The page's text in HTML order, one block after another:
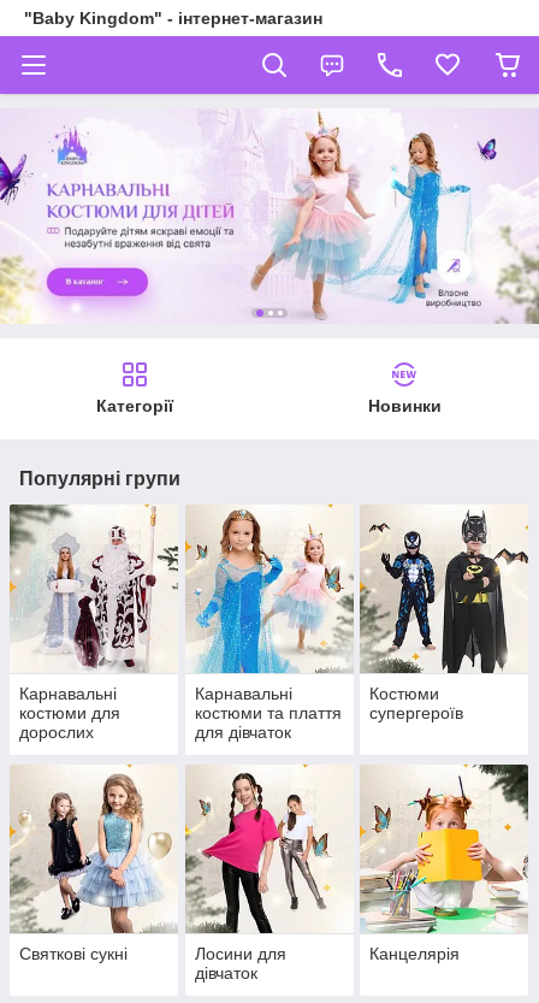
"Baby Kingdom" - інтернет-магазин
Категорії Новинки
Популярні групи
Карнавальні
костюми для
дорослих
Карнавальні
костюми та плаття
для дівчаток
Костюми
супергероїв
Святкові сукні
Лосини для
дівчаток
Канцелярія